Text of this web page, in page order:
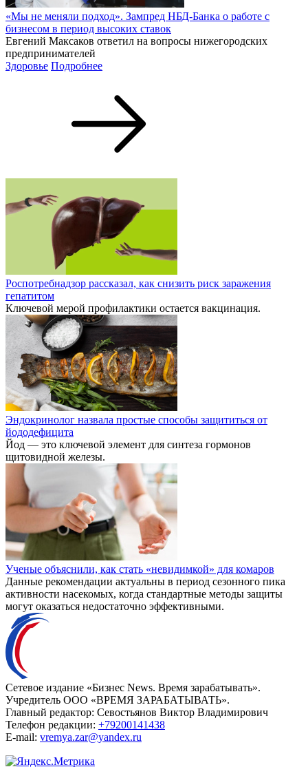
«Мы не меняли подход». Зампред НБД-Банка о работе с
бизнесом в период высоких ставок
Евгений Максаков ответил на вопросы нижегородских
предпринимателей
Здоровье Подробнее
Роспотребнадзор рассказал, как снизить риск заражения
гепатитом
Ключевой мерой профилактики остается вакцинация.
Эндокринолог назвала простые способы защититься от
йододефицита
Йод — это ключевой элемент для синтеза гормонов
щитовидной железы.
Ученые объяснили, как стать «невидимкой» для комаров
Данные рекомендации актуальны в период сезонного пика
активности насекомых, когда стандартные методы защиты
могут оказаться недостаточно эффективными.
Сетевое издание «Бизнес News. Время зарабатывать».
Учредитель ООО «ВРЕМЯ ЗАРАБАТЫВАТЬ».
Главный редактор: Севостьянов Виктор Владимирович
Телефон редакции: +79200141438
E-mail: vremya.zar@yandex.ru